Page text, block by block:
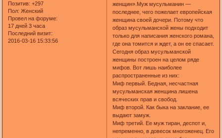
Позитив: +297
Пол: Женский
Провел на форуме:
17 дней 3 часа
Последний визит:
2016-03-16 15:33:56
женщин».Муж мусульманин —
последнее, чего пожелает европейская
женщина своей дочери. Потому что
образ мусульманской жены подходит
только для написания женского романа,
где она томится и ждет, а он ее спасает.
Сегодня образ мусульманской
женщины построен на целом ряде
мифов. Вот лишь наиболее
распространенные из них:
Миф первый. Бедная, несчастная
мусульманская женщина лишена
всяческих прав и свобод.
Миф второй. Как быка на заклание, ее
выдают замуж.
Миф третий. Ее муж тиран, деспот и,
непременно, в довесок многоженец. Его